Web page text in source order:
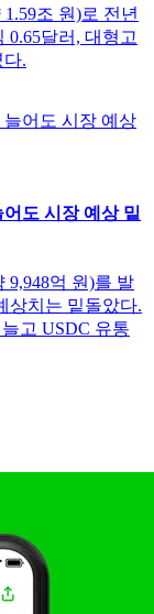
조 원)로 전년
0.65달러, 대형고
다.
도 시장 예상 밑
9,948억 원)를 발
상치는 밑돌았다.
고 USDC 유통